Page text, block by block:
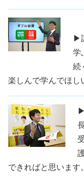
▶
学
続
楽しんで学んでほし
できればと思います。